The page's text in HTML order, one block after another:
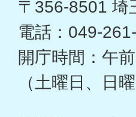
〒356-8501 埼
電話：049-
開庁時間：午
（土曜日、日